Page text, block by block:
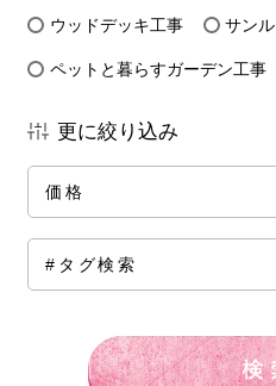
ウッドデッキ工事 サン
ペットと暮らすガーデン工事
更に絞り込み
価格
全ての価格帯
150万円前後 200万円前
300万円前後 500万円～
#タグ検索